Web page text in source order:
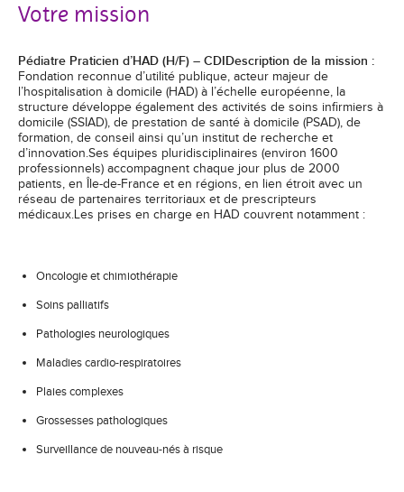
Votre mission
Pédiatre Praticien d’HAD (H/F) – CDI Description de la mission :
Fondation reconnue d’utilité publique, acteur majeur de
l’hospitalisation à domicile (HAD) à l’échelle européenne, la
structure développe également des activités de soins infirmiers à
domicile (SSIAD), de prestation de santé à domicile (PSAD), de
formation, de conseil ainsi qu’un institut de recherche et
d’innovation.Ses équipes pluridisciplinaires (environ 1600
professionnels) accompagnent chaque jour plus de 2000
patients, en Île-de-France et en régions, en lien étroit avec un
réseau de partenaires territoriaux et de prescripteurs
médicaux.Les prises en charge en HAD couvrent notamment :
Oncologie et chimiothérapie
Soins palliatifs
Pathologies neurologiques
Maladies cardio-respiratoires
Plaies complexes
Grossesses pathologiques
Surveillance de nouveau-nés à risque